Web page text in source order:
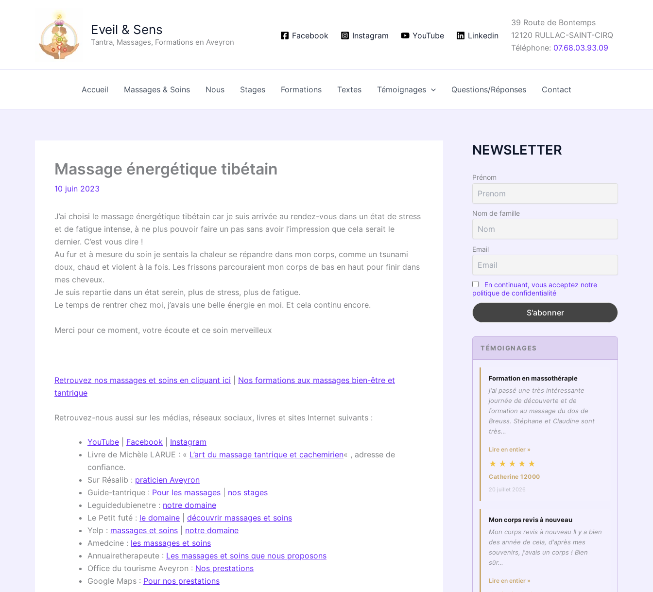
Eveil & Sens
Tantra, Massages, Formations en Aveyron
Facebook Instagram YouTube Linkedin
39 Route de Bontemps
12120 RULLAC-SAINT-CIRQ
Téléphone: 07.68.03.93.09
Accueil Massages & Soins Nous Stages Formations Textes Témoignages Questions/Réponses Contact
Massage énergétique tibétain
10 juin 2023
J’ai choisi le massage énergétique tibétain car je suis arrivée au rendez-vous dans un état de stress
et de fatigue intense, à ne plus pouvoir faire un pas sans avoir l’impression que cela serait le
dernier. C’est vous dire !
Au fur et à mesure du soin je sentais la chaleur se répandre dans mon corps, comme un tsunami
doux, chaud et violent à la fois. Les frissons parcouraient mon corps de bas en haut pour finir dans
mes cheveux.
Je suis repartie dans un état serein, plus de stress, plus de fatigue.
Le temps de rentrer chez moi, j’avais une belle énergie en moi. Et cela continu encore.
Merci pour ce moment, votre écoute et ce soin merveilleux
Retrouvez nos massages et soins en cliquant ici
Nos formations aux massages bien-être et
tantrique
Retrouvez-nous aussi sur les médias, réseaux sociaux, livres et sites Internet suivants :
YouTube Facebook
Instagram
Livre de Michèle LARUE : « L’art du massage tantrique et cachemirien« , adresse de
confiance.
Sur Résalib : praticien Aveyron
Guide-tantrique : Pour les massages
nos stages
Leguidedubienetre : notre domaine
Le Petit futé : le domaine
découvrir massages et soins
Yelp : massages et soins
notre domaine
Amedcine : les massages et soins
Annuairetherapeute : Les massages et soins que nous proposons
Office du tourisme Aveyron : Nos prestations
Google Maps : Pour nos prestations
NEWSLETTER
Prénom
Nom de famille
Email
En continuant, vous acceptez notre
politique de confidentialité
TÉMOIGNAGES
Formation en massothérapie
j'ai passé une très intéressante
journée de découverte et de
formation au massage du dos de
Breuss. Stéphane et Claudine sont
très…
Lire en entier »
★★★★★
Catherine 12000
20 juillet 2026
Mon corps revis à nouveau
Mon corps revis à nouveau Il y a bien
des année de cela, d'après mes
souvenirs, j'avais un corps ! Bien
sûr…
Lire en entier »